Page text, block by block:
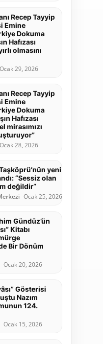
Recep Tayyip
Emine
Dokuma
Hafızası
olmasını
Ocak 29, 2026
Recep Tayyip
Emine
Dokuma
Hafızası
mirasımızı
Ocak 28, 2026
yeni
“Sessiz olan
değildir”
Ocak 25, 2026
Gündüz’ün
Kitabı
Bir Dönüm
Ocak 20, 2026
Gösterisi
Nazım
124.
Ocak 15, 2026